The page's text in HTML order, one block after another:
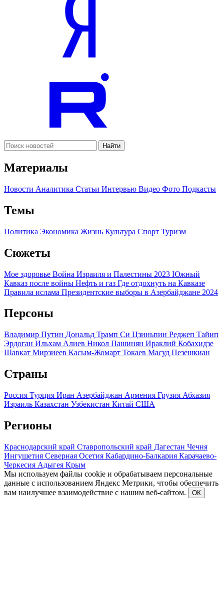
Найти
Материалы
Новости Аналитика Статьи Интервью Видео Фото Подкасты
Темы
Политика Экономика Жизнь Культура Спорт Туризм
Сюжеты
Мое здоровье Война Израиля и Палестины 2023 Южный
Кавказ после войны Нефть и газ Где отдохнуть на Кавказе
Правила ислама Президентские выборы в Азербайджане 2024
Персоны
Владимир Путин Дональд Трамп Си Цзиньпин Реджеп Тайип
Эрдоган Ильхам Алиев Никол Пашинян Ираклий Кобахидзе
Шавкат Мирзиеев Касым-Жомарт Токаев Масуд Пезешкиан
Страны
Россия Турция Иран Азербайджан Армения Грузия Абхазия
Израиль Казахстан Узбекистан Китай США
Регионы
Краснодарский край Ставропольский край Дагестан Чечня
Ингушетия Северная Осетия Кабардино-Балкария Карачаево-
Черкесия Адыгея Крым
Мы используем файлы cookie и обрабатываем персональные
данные с использованием Яндекс Метрики, чтобы обеспечить
вам наилучшее взаимодействие с нашим веб-сайтом.
ОК